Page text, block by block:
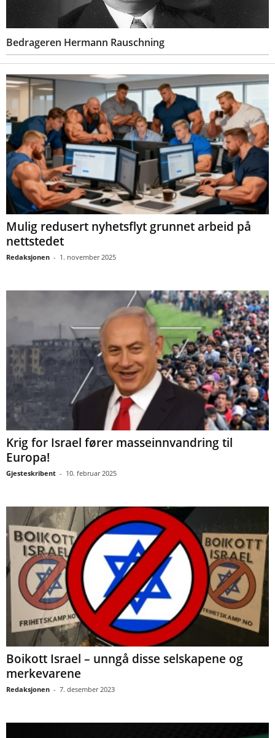
Bedrageren Hermann Rauschning
Mulig redusert nyhetsflyt grunnet arbeid på
nettstedet
Redaksjonen - 1. november 2025
Krig for Israel fører masseinnvandring til
Europa!
Gjesteskribent - 10. februar 2025
Boikott Israel – unngå disse selskapene og
merkevarene
Redaksjonen - 7. desember 2023